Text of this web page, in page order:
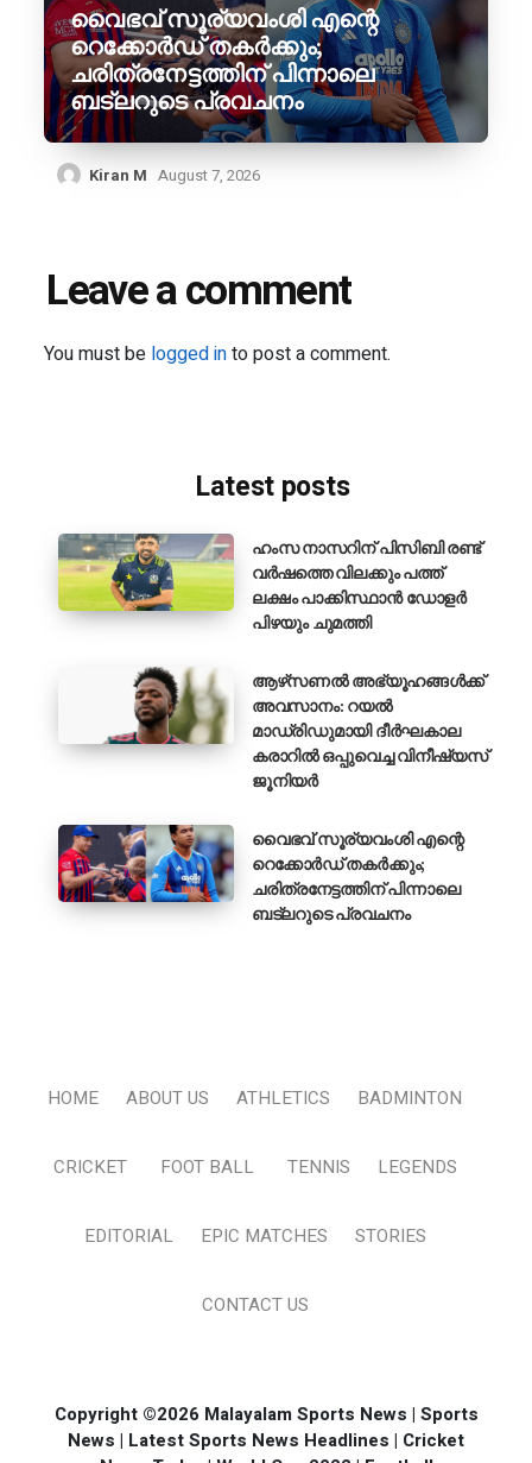
വൈഭവ് സൂര്യവംശി എന്റെ
റെക്കോർഡ് തകർക്കും;
ചരിത്രനേട്ടത്തിന് പിന്നാലെ
ബട്‌ലറുടെ പ്രവചനം
Kiran M August 7, 2026
Leave a comment
You must be logged into post a comment.
Latest posts
ഹംസ നാസറിന് പിസിബി രണ്ട്
വർഷത്തെ വിലക്കും പത്ത്
ലക്ഷം പാക്കിസ്ഥാൻ ഡോളർ
പിഴയും ചുമത്തി
ആഴ്‌സണൽ അഭ്യൂഹങ്ങൾക്ക്
അവസാനം: റയൽ
മാഡ്രിഡുമായി ദീർഘകാല
കരാറിൽ ഒപ്പുവെച്ച വിനീഷ്യസ്
ജൂനിയർ
വൈഭവ് സൂര്യവംശി എന്റെ
റെക്കോർഡ് തകർക്കും;
ചരിത്രനേട്ടത്തിന് പിന്നാലെ
ബട്‌ലറുടെ പ്രവചനം
HOME ABOUT US ATHLETICS BADMINTON
CRICKET FOOT BALL TENNIS LEGENDS
EDITORIAL EPIC MATCHES STORIES
CONTACT US
Copyright ©2026 Malayalam Sports News | Sports
News | Latest Sports News Headlines | Cricket